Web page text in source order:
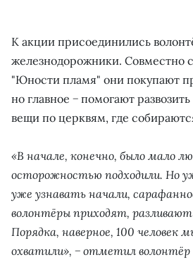
К акции присоединились
железнодорожники. Совместно
"Юности пламя" они покупают
но главное − помогают
вещи по церквям, где
«В начале, конечно, было мало
осторожностью подходили. Но
уже узнавать начали,
волонтёры приходят, разливают
Порядка, наверное, 100 человек
охватили», − отметил